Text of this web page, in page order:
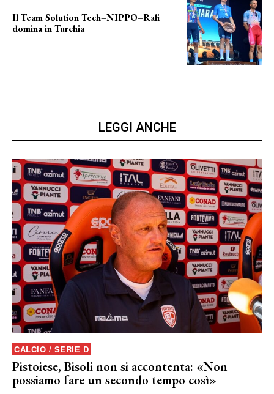
Il Team Solution Tech–NIPPO–Rali
domina in Turchia
LEGGI ANCHE
CALCIO / SERIE D
Pistoiese, Bisoli non si accontenta: «Non
possiamo fare un secondo tempo così»